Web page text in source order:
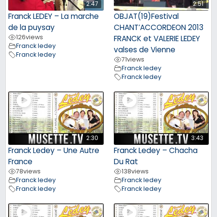
2:47
Franck LEDEY – La marche
de la puysay
126views
Franck ledey
Franck ledey
2:51
OBJAT(19)Festival
CHANT’ACCORDEON 2013
FRANCK et VALERIE LEDEY
valses de Vienne
71views
Franck ledey
Franck ledey
2:30
Franck Ledey – Une Autre
France
78views
Franck ledey
Franck ledey
3:43
Franck Ledey – Chacha
Du Rat
138views
Franck ledey
Franck ledey